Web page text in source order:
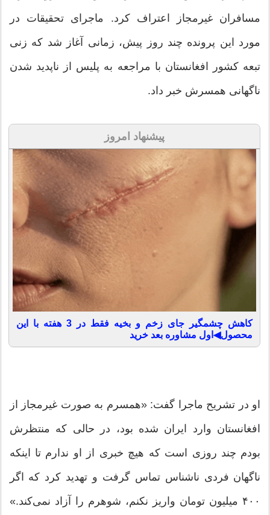
مسافران غیرمجاز اعتراف کرد. ماجرای تحقیقات در
مورد این پرونده چند روز پیش، زمانی آغاز شد که زنی
تبعه کشور افغانستان با مراجعه به پلیس از ناپدید شدن
ناگهانی همسرش خبر داد.
پیشنهاد امروز
کاهش چشمگیر جای زخم و بخیه فقط در 3 هفته با این
محصول◀اول مشاوره بعد خرید
او در تشریح ماجرا گفت: «همسرم به صورت غیرمجاز از
افغانستان وارد ایران شده بود، در حالی که منتظرش
بودم چند روزی است که هیچ خبری از او ندارم تا اینکه
ناگهان فردی ناشناس تماس گرفت و تهدید کرد که اگر
۴۰۰ میلیون تومان واریز نکنم، شوهرم را آزاد نمی‌کند.»